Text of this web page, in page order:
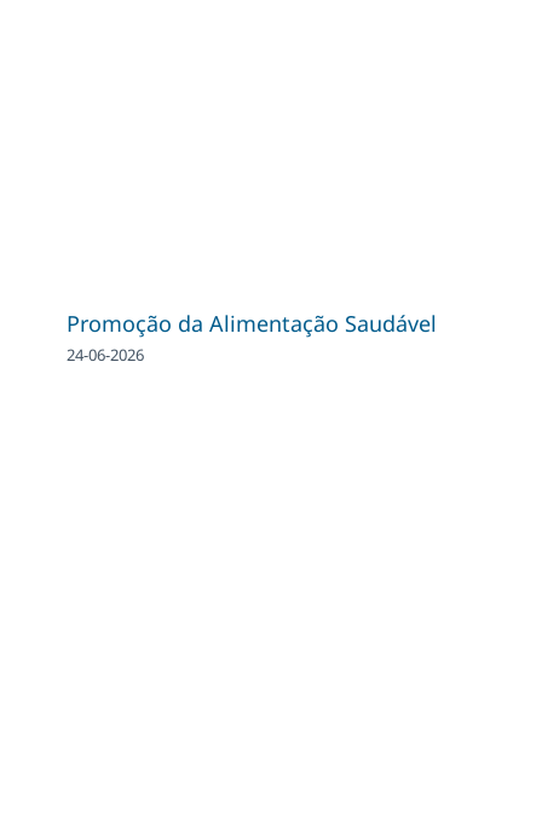
Promoção da Alimentação Saudável
24-06-2026